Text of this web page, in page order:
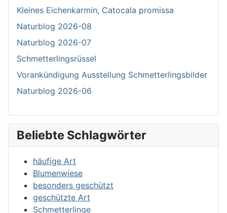
Kleines Eichenkarmin, Catocala promissa
Naturblog 2026-08
Naturblog 2026-07
Schmetterlingsrüssel
Vorankündigung Ausstellung Schmetterlingsbilder
Naturblog 2026-06
Beliebte Schlagwörter
häufige Art
Blumenwiese
besonders geschützt
geschützte Art
Schmetterlinge